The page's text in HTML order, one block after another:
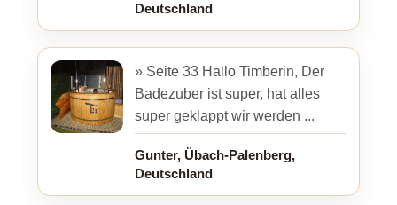
Deutschland
» Seite 33 Hallo Timberin, Der
Badezuber ist super, hat alles
super geklappt wir werden ...
Gunter, Übach-Palenberg,
Deutschland